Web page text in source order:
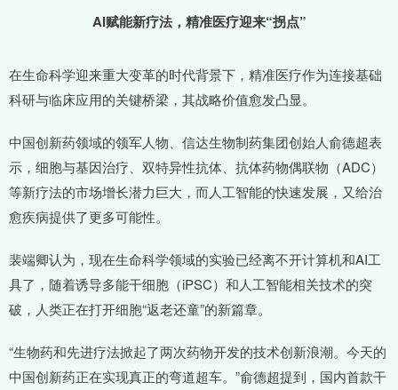
AI赋能新疗法，精准医疗迎来“拐点”
在生命科学迎来重大变革的时代背景下，精准医疗作为连接基础
科研与临床应用的关键桥梁，其战略价值愈发凸显。
中国创新药领域的领军人物、信达生物制药集团创始人俞德超表
示，细胞与基因治疗、双特异性抗体、抗体药物偶联物（ADC）
等新疗法的市场增长潜力巨大，而人工智能的快速发展，又给治
愈疾病提供了更多可能性。
裴端卿认为，现在生命科学领域的实验已经离不开计算机和AI工
具了，随着诱导多能干细胞（iPSC）和人工智能相关技术的突
破，人类正在打开细胞“返老还童”的新篇章。
“生物药和先进疗法掀起了两次药物开发的技术创新浪潮。今天的
中国创新药正在实现真正的弯道超车。”俞德超提到，国内首款干